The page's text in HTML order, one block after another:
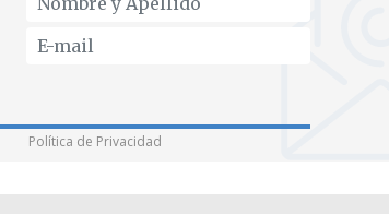
Política de Privacidad